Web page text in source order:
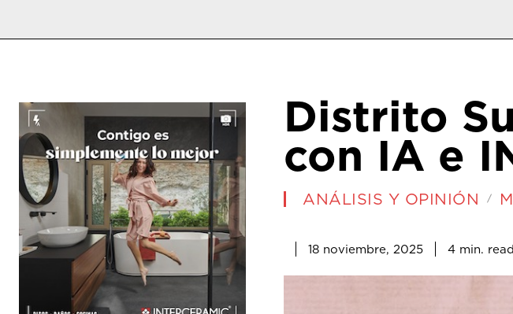
Distrito
con IA e
ANÁLISIS Y OPINIÓN
18 noviembre, 2025 4 min. read